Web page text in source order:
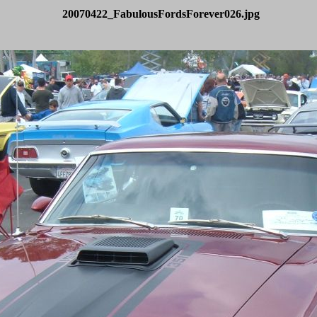
20070422_FabulousFordsForever026.jpg